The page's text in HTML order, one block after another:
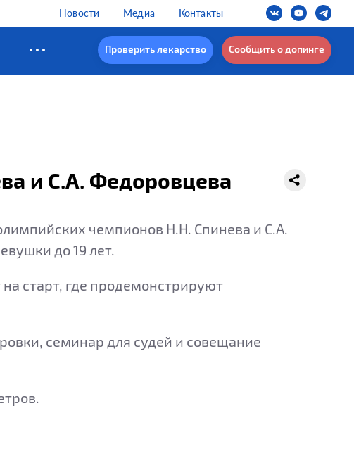
Новости Медиа Контакты
Проверить лекарство Сообщить о допинге
и С.А. Федоровцева
чемпионов Н.Н. Спинева и С.А.
до 19 лет.
старт, где продемонстрируют
семинар для судей и совещание